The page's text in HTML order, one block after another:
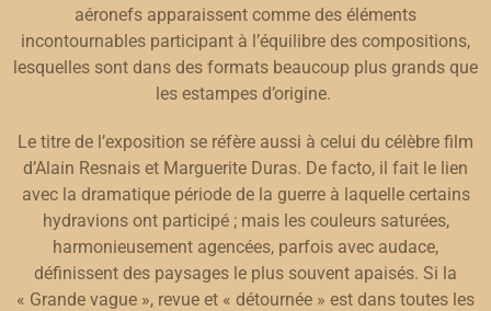
aéronefs apparaissent comme des éléments
incontournables participant à l’équilibre des compositions,
lesquelles sont dans des formats beaucoup plus grands que
les estampes d’origine.
Le titre de l’exposition se réfère aussi à celui du célèbre film
d’Alain Resnais et Marguerite Duras. De facto, il fait le lien
avec la dramatique période de la guerre à laquelle certains
hydravions ont participé ; mais les couleurs saturées,
harmonieusement agencées, parfois avec audace,
définissent des paysages le plus souvent apaisés. Si la
« Grande vague », revue et « détournée » est dans toutes les